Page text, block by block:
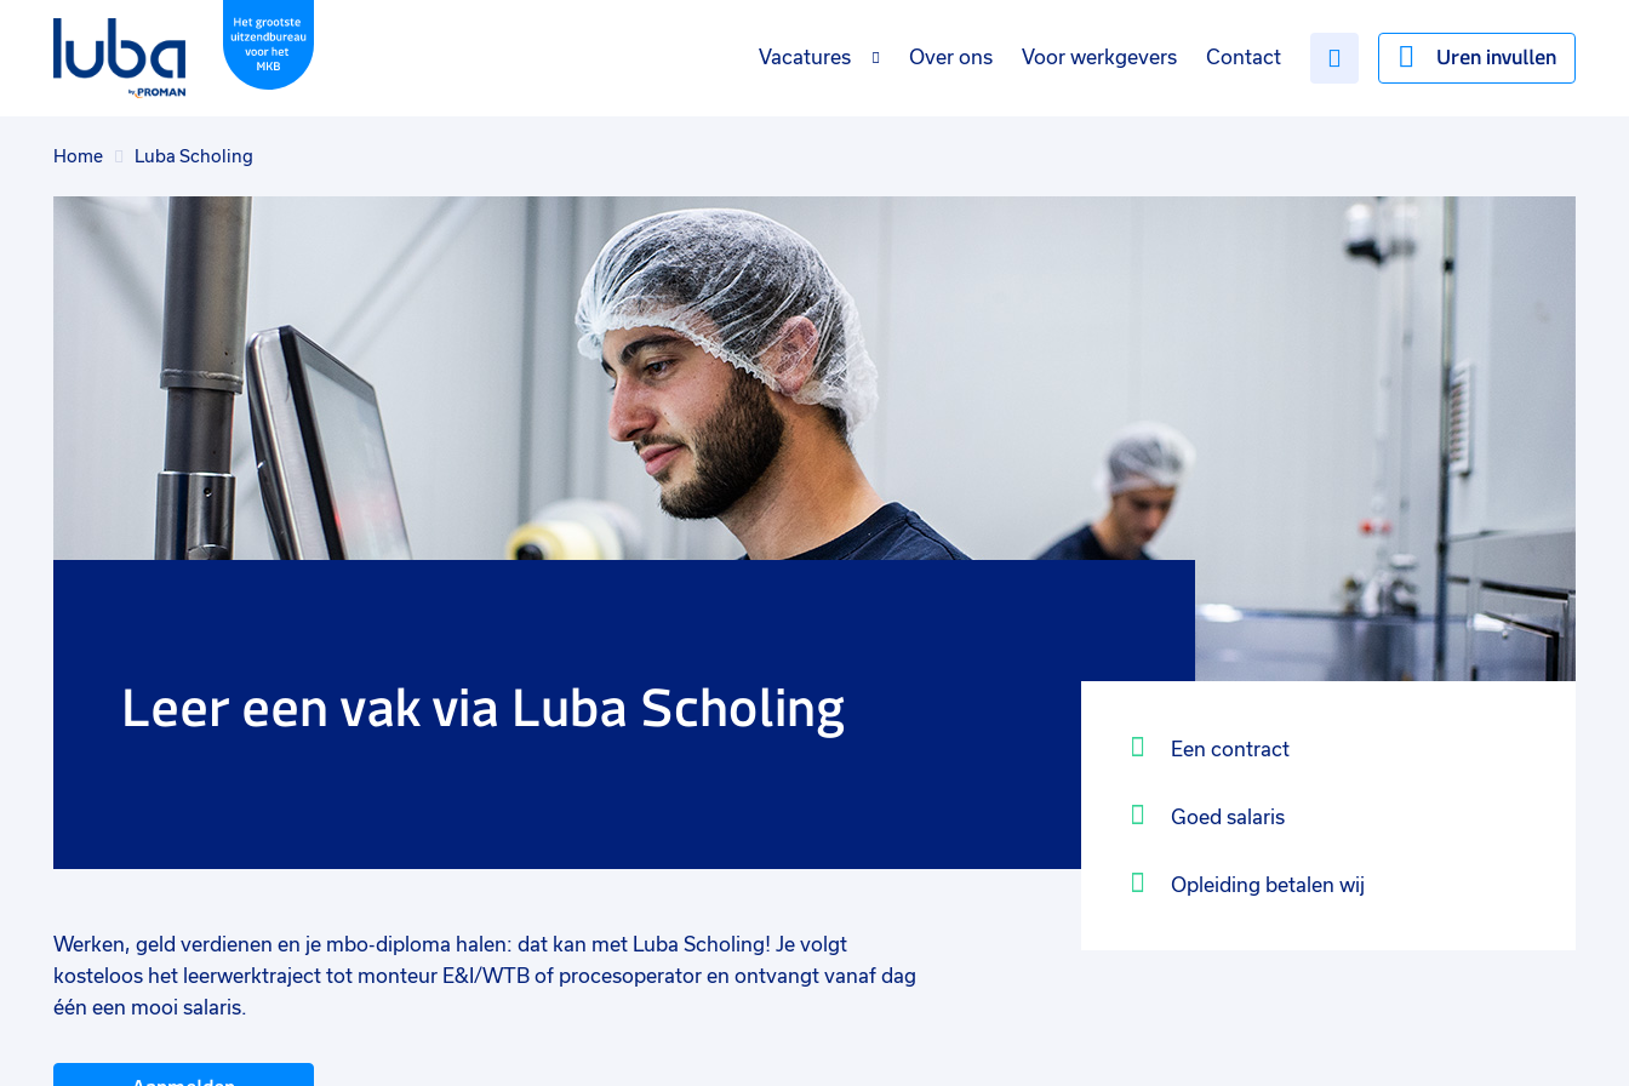
Uren invullen
Vacatures Over ons Voor werkgevers Contact
Home Luba Scholing
Leer een vak via Luba Scholing
Werken, geld verdienen en je mbo-diploma halen: dat kan met Luba Scholing! Je volgt
kosteloos het leerwerktraject tot monteur E&I/WTB of procesoperator en ontvangt vanaf dag
één een mooi salaris.
Een contract
Goed salaris
Opleiding betalen wij